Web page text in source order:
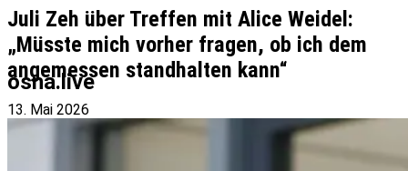
osna.live
Juli Zeh über Treffen mit Alice Weidel:
„Müsste mich vorher fragen, ob ich dem
angemessen standhalten kann“
13. Mai 2026